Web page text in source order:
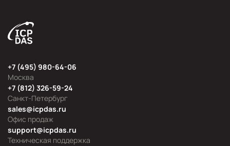
Москва
+7 (495) 980-64-06
Офис продаж
sales@icpdas.ru
Санкт-Петербург
+7 (812) 326-59-24
Техническая поддержка
support@icpdas.ru